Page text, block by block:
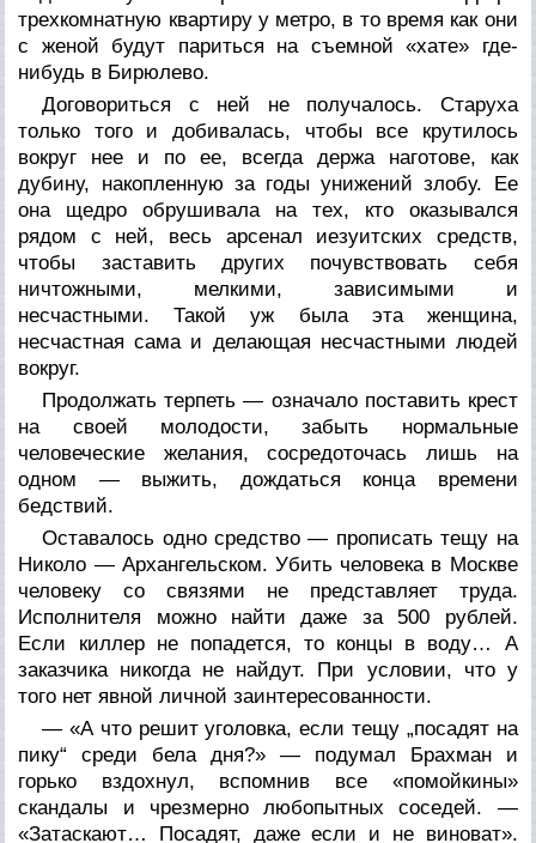
трехкомнатную квартиру у метро, в то время как они
с женой будут париться на съемной «хате» где-
нибудь в Бирюлево.
Договориться с ней не получалось. Старуха
только того и добивалась, чтобы все крутилось
вокруг нее и по ее, всегда держа наготове, как
дубину, накопленную за годы унижений злобу. Ее
она щедро обрушивала на тех, кто оказывался
рядом с ней, весь арсенал иезуитских средств,
чтобы заставить других почувствовать себя
ничтожными, мелкими, зависимыми и
несчастными. Такой уж была эта женщина,
несчастная сама и делающая несчастными людей
вокруг.
Продолжать терпеть — означало поставить крест
на своей молодости, забыть нормальные
человеческие желания, сосредоточась лишь на
одном — выжить, дождаться конца времени
бедствий.
Оставалось одно средство — прописать тещу на
Николо — Архангельском. Убить человека в Москве
человеку со связями не представляет труда.
Исполнителя можно найти даже за 500 рублей.
Если киллер не попадется, то концы в воду… А
заказчика никогда не найдут. При условии, что у
того нет явной личной заинтересованности.
— «А что решит уголовка, если тещу „посадят на
пику“ среди бела дня?» — подумал Брахман и
горько вздохнул, вспомнив все «помойкины»
скандалы и чрезмерно любопытных соседей. —
«Затаскают… Посадят, даже если и не виноват».